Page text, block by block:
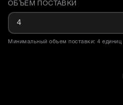
Доставка и объем поставки
ОБЪЕМ ПОСТАВКИ
Минимальный объем поставки: 4 единиц